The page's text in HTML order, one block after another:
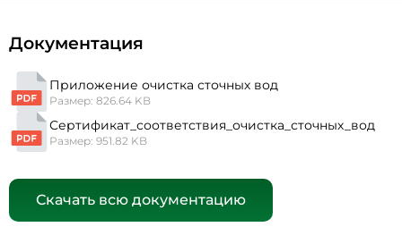
Документация
Приложение очистка сточных вод
Размер: 826.64 KB
Сертификат_соответствия_очистка_сточных_вод
Размер: 951.82 KB
Скачать всю документацию